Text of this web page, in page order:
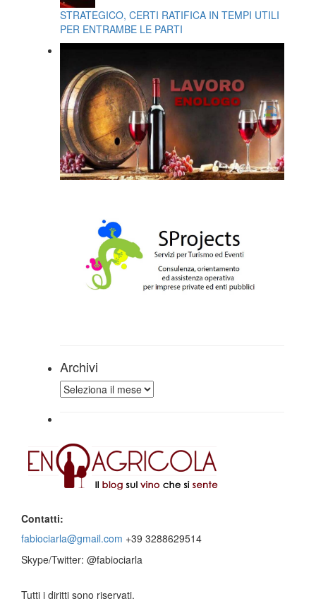
STRATEGICO, CERTI RATIFICA IN TEMPI UTILI
PER ENTRAMBE LE PARTI
Archivi
Archivi
Contatti:
fabiociarla@gmail.com +39 3288629514
Skype/Twitter: @fabiociarla
Tutti i diritti sono riservati.